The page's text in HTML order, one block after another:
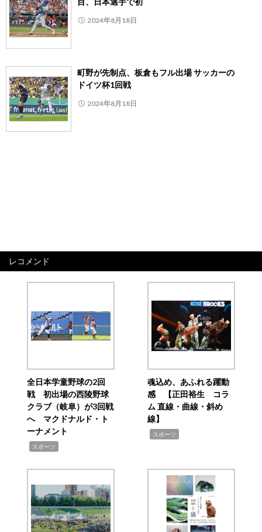
2024年8月18日
町野が先制点、板倉もフル出場 サッカーの
ドイツ杯1回戦
2024年8月18日
レコメンド
全日本学童野球の2回
戦 初出場の西陵野球
クラブ（岐阜）が3回戦
へ マクドナルド・ト
ーナメント
スポーツ
魂込め、あふれる躍動
感 【正田裕生 コラ
ム 直線・曲線・斜め
線】
スポーツ